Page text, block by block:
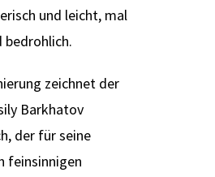
und leicht, mal
bedrohlich.
zeichnet der
Barkhatov
der für seine
feinsinnigen